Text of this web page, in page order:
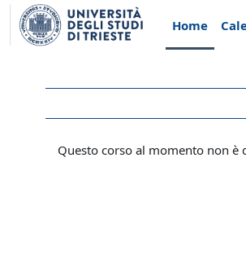
Vai al contenuto principale
Home
Questo corso al momento non è